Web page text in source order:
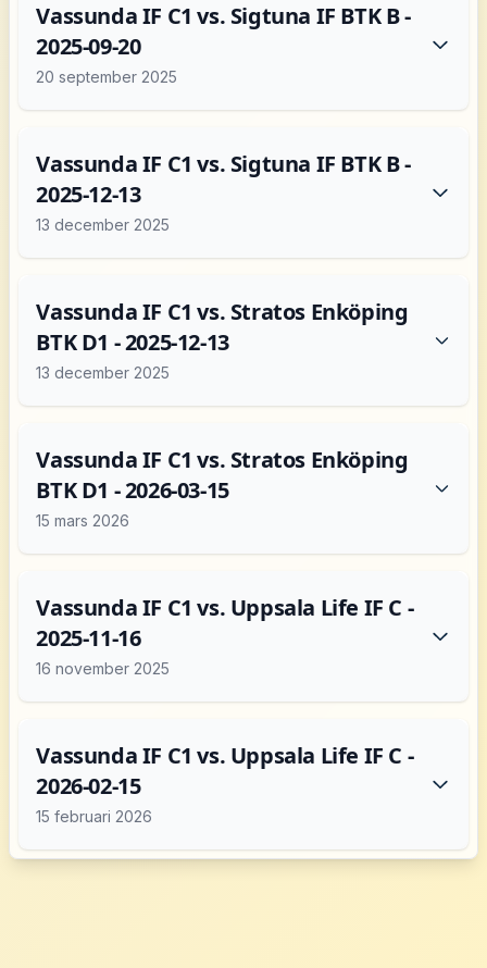
Vassunda IF C1 vs. Sigtuna IF BTK B -
2025-09-20
20 september 2025
Vassunda IF C1 vs. Sigtuna IF BTK B -
2025-12-13
13 december 2025
Vassunda IF C1 vs. Stratos Enköping
BTK D1 - 2025-12-13
13 december 2025
Vassunda IF C1 vs. Stratos Enköping
BTK D1 - 2026-03-15
15 mars 2026
Vassunda IF C1 vs. Uppsala Life IF C -
2025-11-16
16 november 2025
Vassunda IF C1 vs. Uppsala Life IF C -
2026-02-15
15 februari 2026